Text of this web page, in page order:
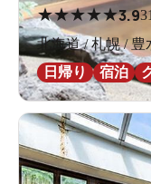
★★★★★3.9
北海道 / 札幌 / 豊
日帰り
宿泊